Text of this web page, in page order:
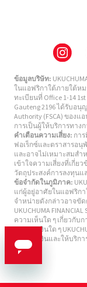
ข้อมูลบริษัท:
ในแอฟริกาใต้ภายใต้หม
ทะเบียนที่ Office 1-14 1st
Gauteng 2196 ได้รับอ
Authority (FSCA) ของ
การเป็นผู้ให้บริการทางก
คำเตือนความเสี่ยง: กา
ฟอเร็กซ์และตราสารอ
และอาจไม่เหมาะสมส
เข้าใจความเสี่ยงที่เกี่ย
วัตถุประสงค์การลงทุน
ข้อจำกัดในภูมิภาค:
แก่ผู้อยู่อาศัยในแอฟริก
จำหน่ายดังกล่าวอาจขั
UKUCHUMA
ความเห็นใด ๆ เกี่ยวกับ
ทางการเงินใด ๆ
ทางการเงินและให้บริ